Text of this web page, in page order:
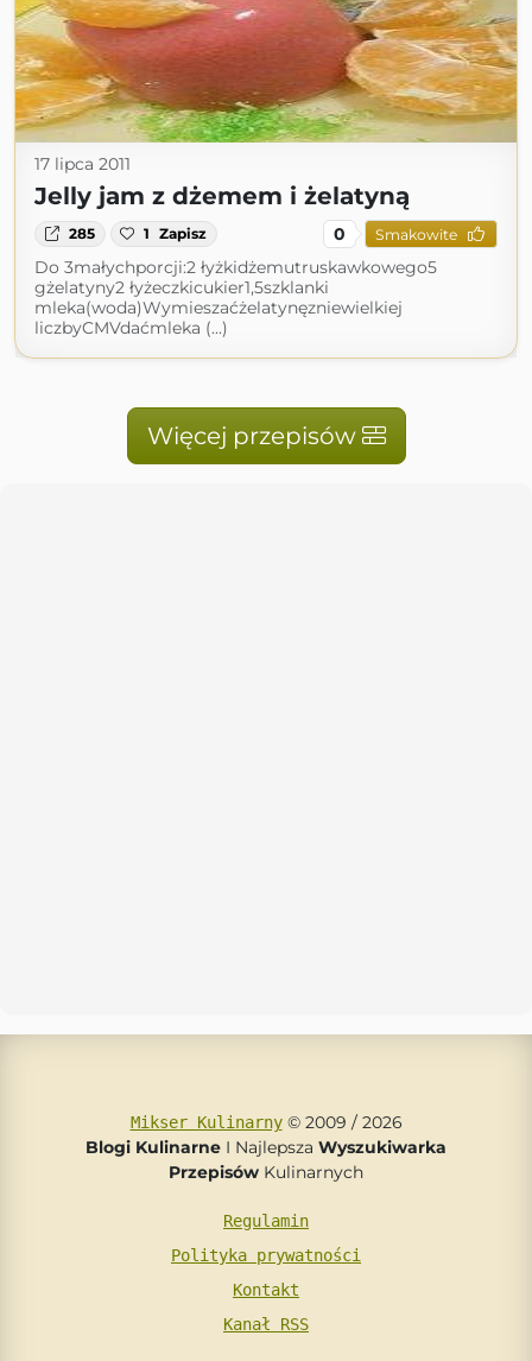
17 lipca 2011
Jelly jam z dżemem i żelatyną
285 1 Zapisz 0 Smakowite
Do 3małychporcji:2 łyżkidżemutruskawkowego5
gżelatyny2 łyżeczkicukier1,5szklanki
mleka(woda)Wymieszaćżelatynęzniewielkiej
liczbyCMVdaćmleka (...)
Więcej przepisów
Mikser Kulinarny© 2009 / 2026
Blogi Kulinarne I Najlepsza Wyszukiwarka
Przepisów Kulinarnych
Regulamin
Polityka prywatności
Kontakt
Kanał RSS